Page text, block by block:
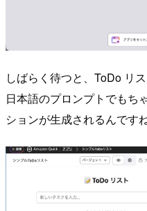
しばらく待つと、ToDo リ
日本語のプロンプトでもち
ションが生成されるんですね